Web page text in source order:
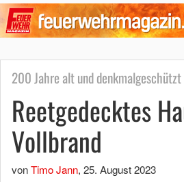
200 Jahre alt und denkmalgeschützt
Reetgedecktes
Vollbrand
vonTimo Jann, 25. August 2023